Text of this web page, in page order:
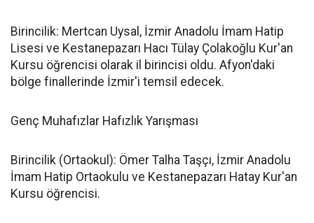
Birincilik: Mertcan Uysal, İzmir Anadolu İmam Hatip
Lisesi ve Kestanepazarı Hacı Tülay Çolakoğlu Kur'an
Kursu öğrencisi olarak il birincisi oldu. Afyon'daki
bölge finallerinde İzmir'i temsil edecek.
Genç Muhafızlar Hafızlık Yarışması
Birincilik (Ortaokul): Ömer Talha Taşçı, İzmir Anadolu
İmam Hatip Ortaokulu ve Kestanepazarı Hatay Kur'an
Kursu öğrencisi.